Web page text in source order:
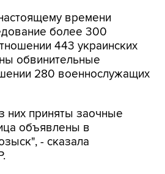
времени
более 300
443 украинских
обвинительные
280 военнослужащих
них приняты заочные
объявлены в
- сказала